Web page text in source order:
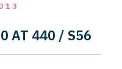
AT 440 / S56